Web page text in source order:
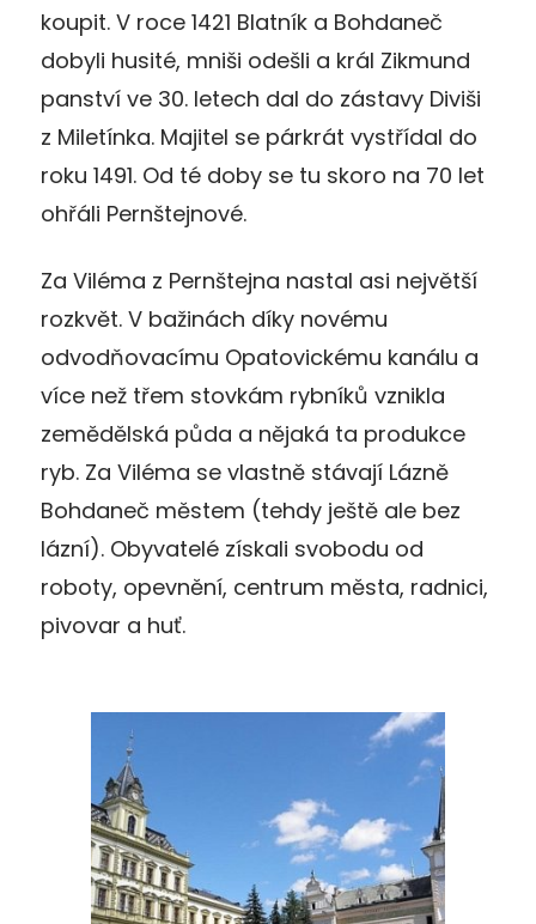
koupit. V roce 1421 Blatník a Bohdaneč
dobyli husité, mniši odešli a král Zikmund
panství ve 30. letech dal do zástavy Diviši
z Miletínka. Majitel se párkrát vystřídal do
roku 1491. Od té doby se tu skoro na 70 let
ohřáli Pernštejnové.
Za Viléma z Pernštejna nastal asi největší
rozkvět. V bažinách díky novému
odvodňovacímu Opatovickému kanálu a
více než třem stovkám rybníků vznikla
zemědělská půda a nějaká ta produkce
ryb. Za Viléma se vlastně stávají Lázně
Bohdaneč městem (tehdy ještě ale bez
lázní). Obyvatelé získali svobodu od
roboty, opevnění, centrum města, radnici,
pivovar a huť.